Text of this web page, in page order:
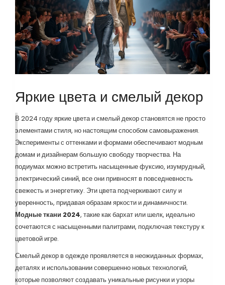
Яркие цвета и смелый декор
В 2024 году яркие цвета и смелый декор становятся не просто
элементами стиля, но настоящим способом самовыражения.
Эксперименты с оттенками и формами обеспечивают модным
домам и дизайнерам большую свободу творчества. На
подиумах можно встретить насыщенные фуксию, изумрудный,
электрический синий, все они привносят в повседневность
свежесть и энергетику. Эти цвета подчеркивают силу и
уверенность, придавая образам яркости и динамичности.
Модные ткани 2024, такие как бархат или шелк, идеально
сочетаются с насыщенными палитрами, подключая текстуру к
цветовой игре.
Смелый декор в одежде проявляется в неожиданных формах,
деталях и использовании совершенно новых технологий,
которые позволяют создавать уникальные рисунки и узоры